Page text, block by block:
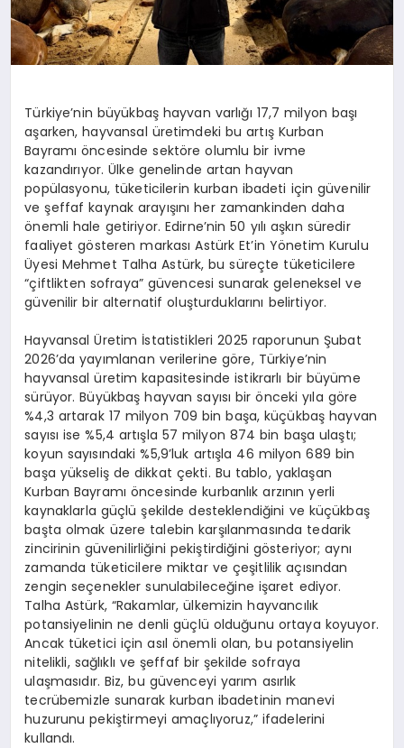
Türkiye’nin büyükbaş hayvan varlığı 17,7 milyon başı
aşarken, hayvansal üretimdeki bu artış Kurban
Bayramı öncesinde sektöre olumlu bir ivme
kazandırıyor. Ülke genelinde artan hayvan
popülasyonu, tüketicilerin kurban ibadeti için güvenilir
ve şeffaf kaynak arayışını her zamankinden daha
önemli hale getiriyor. Edirne’nin 50 yılı aşkın süredir
faaliyet gösteren markası Astürk Et’in Yönetim Kurulu
Üyesi Mehmet Talha Astürk, bu süreçte tüketicilere
“çiftlikten sofraya” güvencesi sunarak geleneksel ve
güvenilir bir alternatif oluşturduklarını belirtiyor.
Hayvansal Üretim İstatistikleri 2025 raporunun Şubat
2026’da yayımlanan verilerine göre, Türkiye’nin
hayvansal üretim kapasitesinde istikrarlı bir büyüme
sürüyor. Büyükbaş hayvan sayısı bir önceki yıla göre
%4,3 artarak 17 milyon 709 bin başa, küçükbaş hayvan
sayısı ise %5,4 artışla 57 milyon 874 bin başa ulaştı;
koyun sayısındaki %5,9’luk artışla 46 milyon 689 bin
başa yükseliş de dikkat çekti. Bu tablo, yaklaşan
Kurban Bayramı öncesinde kurbanlık arzının yerli
kaynaklarla güçlü şekilde desteklendiğini ve küçükbaş
başta olmak üzere talebin karşılanmasında tedarik
zincirinin güvenilirliğini pekiştirdiğini gösteriyor; aynı
zamanda tüketicilere miktar ve çeşitlilik açısından
zengin seçenekler sunulabileceğine işaret ediyor.
Talha Astürk, “Rakamlar, ülkemizin hayvancılık
potansiyelinin ne denli güçlü olduğunu ortaya koyuyor.
Ancak tüketici için asıl önemli olan, bu potansiyelin
nitelikli, sağlıklı ve şeffaf bir şekilde sofraya
ulaşmasıdır. Biz, bu güvenceyi yarım asırlık
tecrübemizle sunarak kurban ibadetinin manevi
huzurunu pekiştirmeyi amaçlıyoruz,” ifadelerini
kullandı.